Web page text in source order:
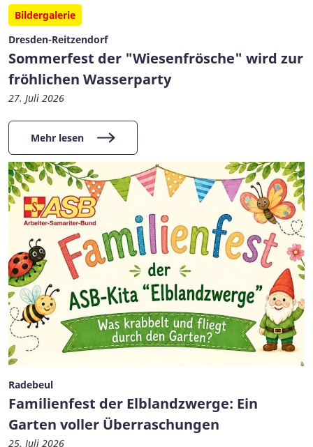
Bildergalerie
Dresden-Reitzendorf
Sommerfest der "Wiesenfrösche" wird zur
fröhlichen Wasserparty
27. Juli 2026
Mehr lesen
Radebeul
Familienfest der Elblandzwerge: Ein
Garten voller Überraschungen
25. Juli 2026